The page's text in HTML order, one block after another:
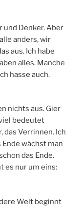
und Denker. Aber
anders, wir
aus. Ich habe
alles. Manche
hasse auch.
nichts aus. Gier
bedeutet
das Verrinnen. Ich
wächst man
das Ende.
es nur um eins:
Welt beginnt